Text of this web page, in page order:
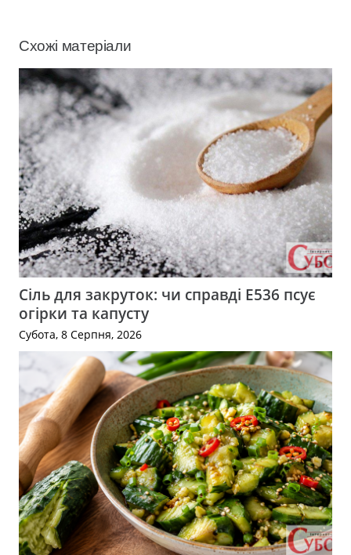
Схожі матеріали
Сіль для закруток: чи справді Е536 псує
огірки та капусту
Субота, 8 Серпня, 2026